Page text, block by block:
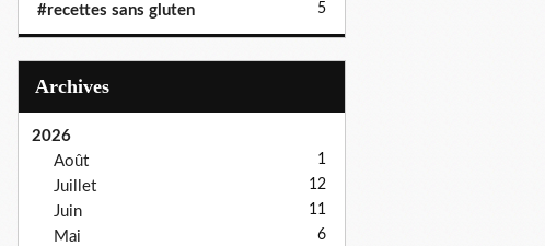
#recettes sans gluten 5
Archives
2026
Août
1
Juillet 12
Juin 11
Mai 6